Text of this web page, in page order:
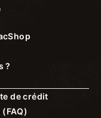
?
de crédit